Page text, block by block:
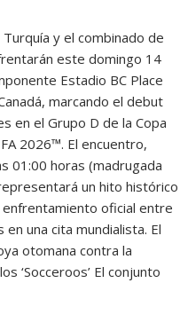
y el combinado de
este domingo 14
Estadio BC Place
marcando el debut
en el Grupo D de la Copa
2026™. El encuentro,
01:00 horas (madrugada
un hito histórico
oficial entre
en una cita mundialista. El
otomana contra la
‘Socceroos’ El conjunto